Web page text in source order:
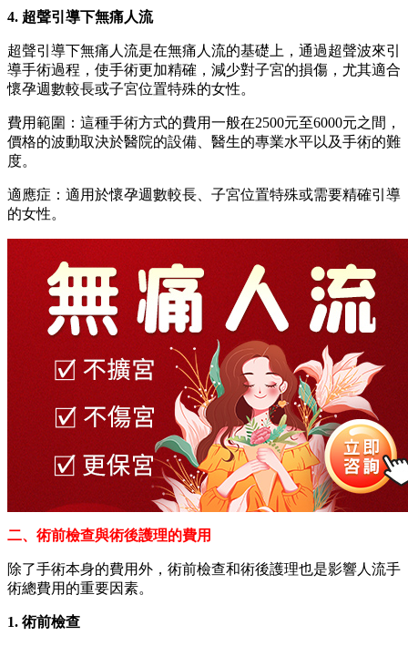
4. 超聲引導下無痛人流
超聲引導下無痛人流是在無痛人流的基礎上，通過超聲波來引
導手術過程，使手術更加精確，減少對子宮的損傷，尤其適合
懷孕週數較長或子宮位置特殊的女性。
費用範圍：這種手術方式的費用一般在2500元至6000元之間，
價格的波動取決於醫院的設備、醫生的專業水平以及手術的難
度。
適應症：適用於懷孕週數較長、子宮位置特殊或需要精確引導
的女性。
二、術前檢查與術後護理的費用
除了手術本身的費用外，術前檢查和術後護理也是影響人流手
術總費用的重要因素。
1. 術前檢查